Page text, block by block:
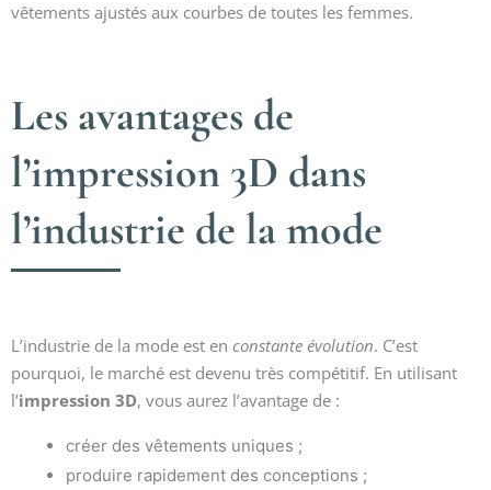
vêtements ajustés aux courbes de toutes les femmes.
Les avantages de
l’impression 3D dans
l’industrie de la mode
L’industrie de la mode est en constante évolution. C’est
pourquoi, le marché est devenu très compétitif. En utilisant
l’impression 3D, vous aurez l’avantage de :
créer des vêtements uniques ;
produire rapidement des conceptions ;